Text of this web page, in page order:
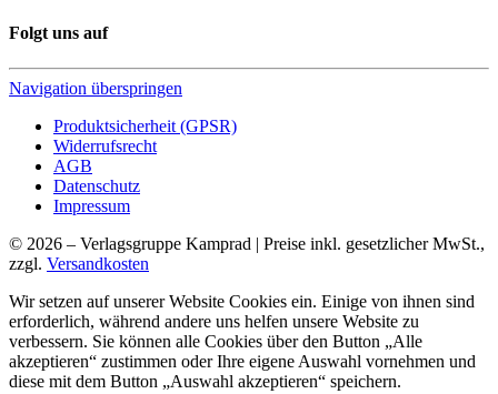
Folgt uns auf
Navigation überspringen
Produktsicherheit (GPSR)
Widerrufsrecht
AGB
Datenschutz
Impressum
© 2026 – Verlagsgruppe Kamprad | Preise inkl. gesetzlicher MwSt.,
zzgl. Versandkosten
Wir setzen auf unserer Website Cookies ein. Einige von ihnen sind
erforderlich, während andere uns helfen unsere Website zu
verbessern. Sie können alle Cookies über den Button „Alle
akzeptieren“ zustimmen oder Ihre eigene Auswahl vornehmen und
diese mit dem Button „Auswahl akzeptieren“ speichern.